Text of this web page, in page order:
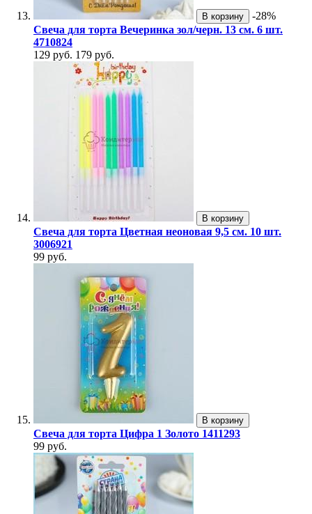
В корзину
-28%
Свеча для торта Вечеринка зол/черн. 13 см. 6 шт.
4710824
129 руб. 179 руб.
В корзину
Свеча для торта Цветная неоновая 9,5 см. 10 шт.
3006921
99 руб.
В корзину
Свеча для торта Цифра 1 Золото 1411293
99 руб.